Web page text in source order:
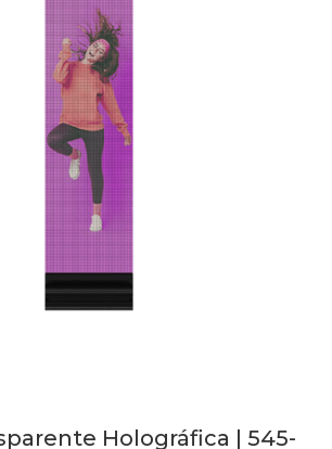
Holográfica | 545-